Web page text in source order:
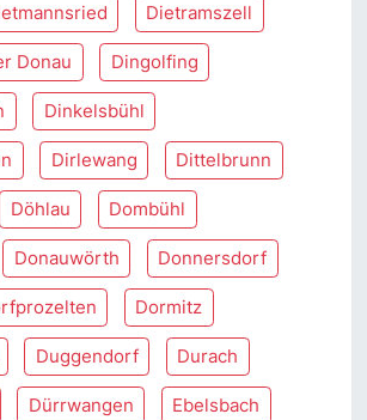
Dietramszell
Donau Dingolfing
Dinkelsbühl
Dirlewang Dittelbrunn
Döhlau Dombühl
Donauwörth Donnersdorf
Dormitz
Duggendorf Durach
Dürrwangen Ebelsbach